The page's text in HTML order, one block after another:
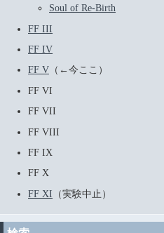
Soul of Re-Birth
FF III
FF IV
FF V （←今ここ）
FF VI
FF VII
FF VIII
FF IX
FF X
FF XI （実験中止）